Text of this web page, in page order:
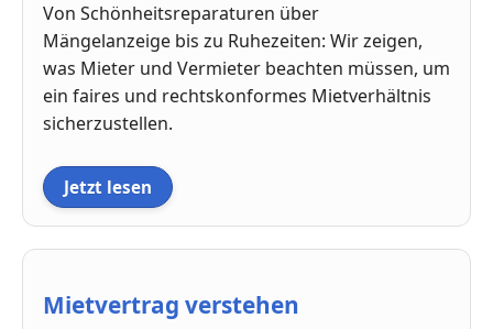
Von Schönheitsreparaturen über
Mängelanzeige bis zu Ruhezeiten: Wir zeigen,
was Mieter und Vermieter beachten müssen, um
ein faires und rechtskonformes Mietverhältnis
sicherzustellen.
Jetzt lesen
Mietvertrag verstehen